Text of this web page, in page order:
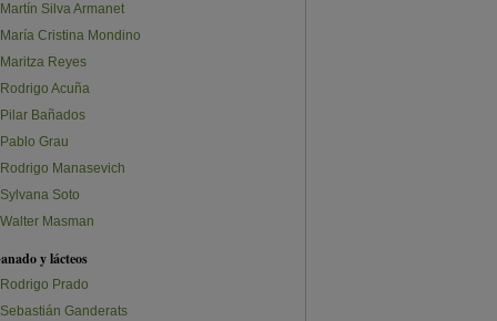
Martín Silva Armanet
María Cristina Mondino
Maritza Reyes
Rodrigo Acuña
Pilar Bañados
Pablo Grau
Rodrigo Manasevich
Sylvana Soto
Walter Masman
y lácteos
Rodrigo Prado
Sebastián Ganderats